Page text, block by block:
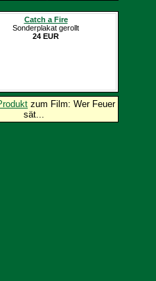
Catch a Fire
Sonderplakat gerollt
24 EUR
zum Film: Wer Feuer
sät...